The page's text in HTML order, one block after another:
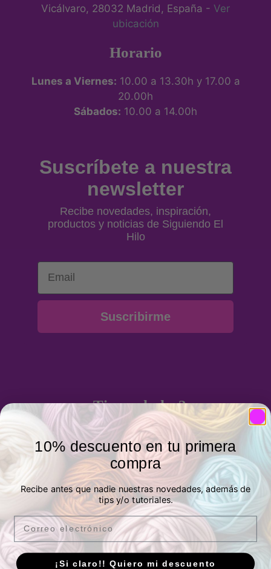
Vicálvaro, 28032 Madrid, España - Ver
ubicación
Horario
Lunes a Viernes: 10.00 a 13.30h y 17.00 a
20.00h
Sábados: 10.00 a 14.00h
Suscríbete a nuestra
newsletter
Recibe novedades, inspiración,
productos y noticias de Siguiendo El
Hilo
Email
Suscribirme
¿Tienes dudas?
Llámanos o escríbenos en el 644 90 88 56
Métodos de pago
Puedes pagar de forma segura con Tarjeta
bancaria, Bizum o Paypal. También por
transferencia.
10% descuento en tu primera
compra
Recibe antes que nadie nuestras novedades, además de
tips y/o tutoriales.
Email
¡Si claro!! Quiero mi descuento